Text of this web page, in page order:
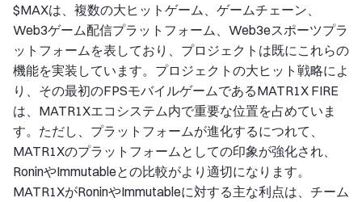
$MAXは、複数の大ヒットゲーム、ゲームチェーン、
Web3ゲーム配信プラットフォーム、Web3eスポーツプラ
ットフォームを表しており、プロジェクトは既にこれらの
機能を実装しています。プロジェクトの大ヒット戦略によ
り、その最初のFPSモバイルゲームであるMATR1X FIRE
は、MATR1Xエコシステム内で重要な位置を占めていま
す。ただし、プラットフォームが進化するにつれて、
MATR1Xのプラットフォームとしての印象が強化され、
RoninやImmutableとの比較がより適切になります。
MATR1XがRoninやImmutableに対する主な利点は、チーム